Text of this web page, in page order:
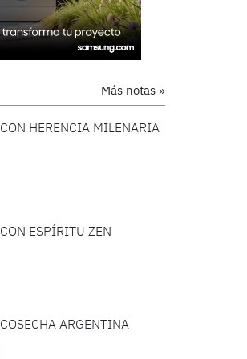
Más notas »
CON HERENCIA MILENARIA
CON ESPÍRITU ZEN
COSECHA ARGENTINA